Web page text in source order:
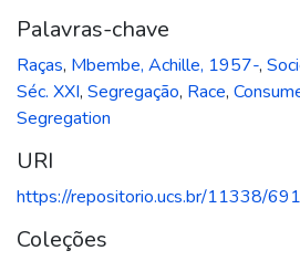
Palavras-chave
Raças, Mbembe, Achille, 1957-,
Séc. XXI, Segregação, Race,
Segregation
URI
https://repositorio.ucs.br/11338/
Coleções